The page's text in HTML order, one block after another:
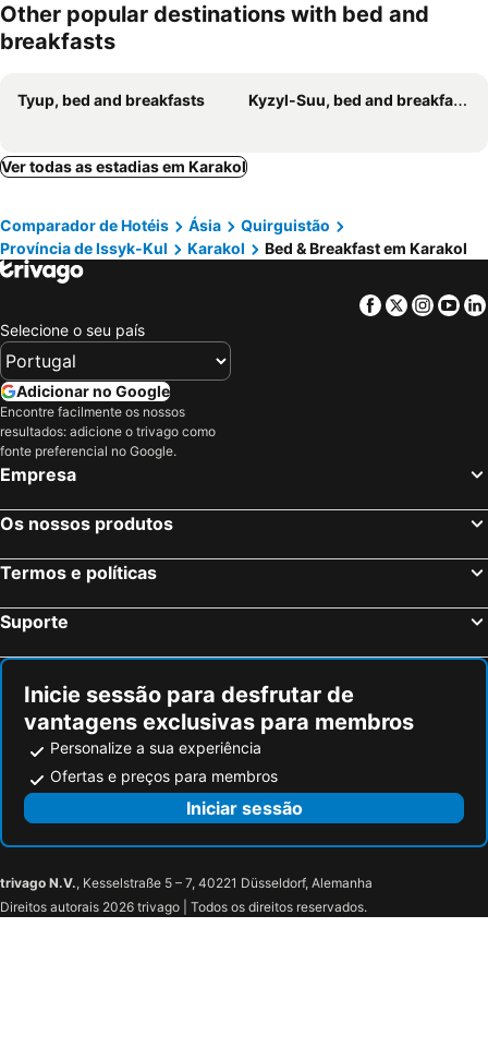
Other popular destinations with bed and
breakfasts
Tyup, bed and breakfasts Kyzyl-Suu, bed and breakfasts
Ver todas as estadias em Karakol
Comparador de Hotéis Ásia
Quirguistão
Província de Issyk-Kul
Karakol Bed & Breakfast em Karakol
Facebook
Twitter
Selecione o seu país
Adicionar no Google
Encontre facilmente os nossos
resultados: adicione o trivago como
fonte preferencial no Google.
Empresa
Os nossos produtos
Termos e políticas
Suporte
Inicie sessão para desfrutar de
vantagens exclusivas para membros
Personalize a sua experiência
Ofertas e preços para membros
Iniciar sessão
trivago N.V., Kesselstraße 5 – 7, 40221 Düsseldorf, Alemanha
Direitos autorais 2026 trivago | Todos os direitos reservados.